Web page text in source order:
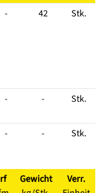
- 42 Stk.
- - Stk.
- - Stk.
Gewicht
Verr.